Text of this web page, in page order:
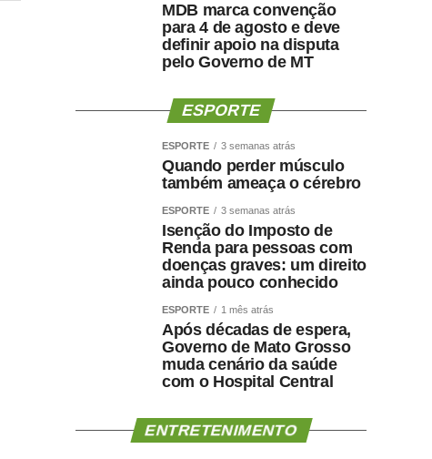
MDB marca convenção
para 4 de agosto e deve
definir apoio na disputa
pelo Governo de MT
ESPORTE
ESPORTE 3 semanas atrás
Quando perder músculo
também ameaça o cérebro
ESPORTE 3 semanas atrás
Isenção do Imposto de
Renda para pessoas com
doenças graves: um direito
ainda pouco conhecido
ESPORTE 1 mês atrás
Após décadas de espera,
Governo de Mato Grosso
muda cenário da saúde
com o Hospital Central
ENTRETENIMENTO